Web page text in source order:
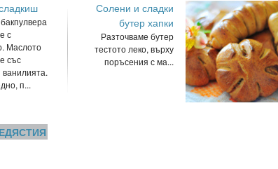
с
Маслото
със
ванилията.
п...
Солени и сладки
бутер хапки
Разточваме бутер
тестото леко, върху
поръсения с ма...